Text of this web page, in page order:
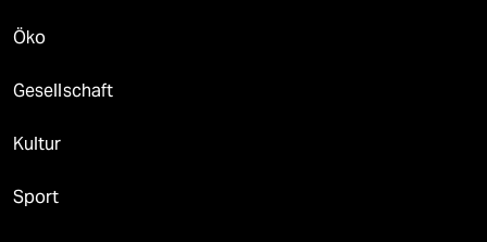
Öko
Gesellschaft
Kultur
Sport